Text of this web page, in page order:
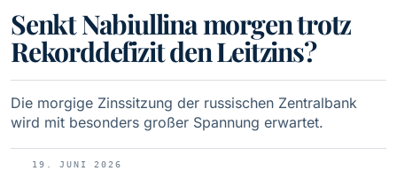
Senkt Nabiullina morgen trotz
Rekorddefizit den Leitzins?
Die morgige Zinssitzung der russischen Zentralbank
wird mit besonders großer Spannung erwartet.
19. JUNI 2026